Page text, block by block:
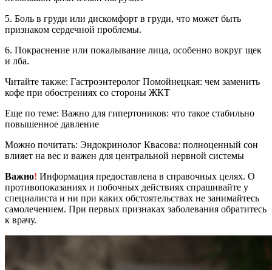
5. Боль в груди или дискомфорт в груди, что может быть
признаком сердечной проблемы.
6. Покраснение или покалывание лица, особенно вокруг щек
и лба.
Читайте также: Гастроэнтеролог Помойнецкая: чем заменить
кофе при обострениях со стороны ЖКТ
Еще по теме: Важно для гипертоников: что такое стабильно
повышенное давление
Можно почитать: Эндокринолог Квасова: полноценный сон
влияет на вес и важен для центральной нервной системы
Важно! Информация предоставлена в справочных целях. О
противопоказаниях и побочных действиях спрашивайте у
специалиста и ни при каких обстоятельствах не занимайтесь
самолечением. При первых признаках заболевания обратитесь
к врачу.